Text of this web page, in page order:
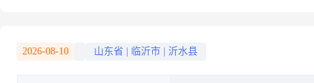
2026-08-10 山东省 临沂市 沂水县